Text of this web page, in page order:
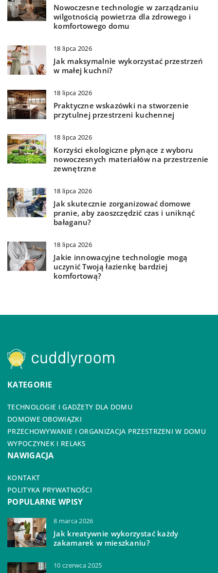
Nowoczesne technologie w zarządzaniu
wilgotnością powietrza dla zdrowego i
komfortowego domu
18 lipca 2026
Jak maksymalnie wykorzystać przestrzeń
w małej kuchni?
18 lipca 2026
Praktyczne wskazówki na stworzenie
przytulnej przestrzeni kuchennej
18 lipca 2026
Korzyści ekologiczne płynące z wyboru
nowoczesnych materiałów na przestrzenie
zewnętrzne
18 lipca 2026
Jak skutecznie zorganizować domowe
pranie, aby zaoszczędzić czas i uniknąć
bałaganu?
18 lipca 2026
Jakie innowacyjne technologie mogą
uczynić Twoją łazienkę bardziej
komfortową?
KATEGORIE
TECHNOLOGIE I GADŻETY DLA DOMU
DOMOWE OBOWIĄZKI
PRZECHOWYWANIE I ORGANIZACJA PRZESTRZENI W DOMU
WYPOCZYNEK I RELAKS
NAWIGACJA
KONTAKT
POLITYKA PRYWATNOŚCI
POPULARNE WPISY
8 marca 2026
Jak kreatywnie wykorzystać każdy
zakamarek w mieszkaniu?
10 czerwca 2025